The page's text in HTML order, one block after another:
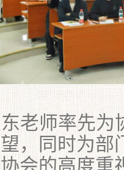
老师率先
，同时为部
会的高度